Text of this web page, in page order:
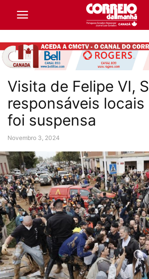
Visita de Felipe VI,
responsáveis locais
foi suspensa
Novembro 3, 2024